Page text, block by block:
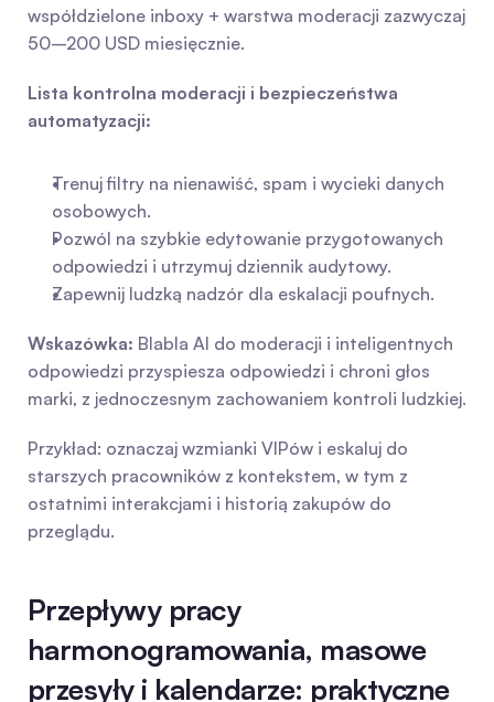
współdzielone inboxy + warstwa moderacji zazwyczaj
50–200 USD miesięcznie.
Lista kontrolna moderacji i bezpieczeństwa
automatyzacji:
Trenuj filtry na nienawiść, spam i wycieki danych
osobowych.
Pozwól na szybkie edytowanie przygotowanych
odpowiedzi i utrzymuj dziennik audytowy.
Zapewnij ludzką nadzór dla eskalacji poufnych.
Wskazówka: Blabla AI do moderacji i inteligentnych
odpowiedzi przyspiesza odpowiedzi i chroni głos
marki, z jednoczesnym zachowaniem kontroli ludzkiej.
Przykład: oznaczaj wzmianki VIPów i eskaluj do
starszych pracowników z kontekstem, w tym z
ostatnimi interakcjami i historią zakupów do
przeglądu.
Przepływy pracy
harmonogramowania, masowe
przesyły i kalendarze: praktyczne